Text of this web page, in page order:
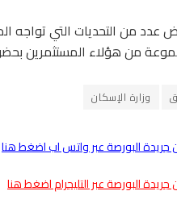
عدد من التحديات التي تواجه
من هؤلاء المستثمرين بحضور
وزارة الإسكان
من جريدة البورصة عبر واتس اب اضغط هنا
جريدة البورصة عبر التليجرام اضغط هنا